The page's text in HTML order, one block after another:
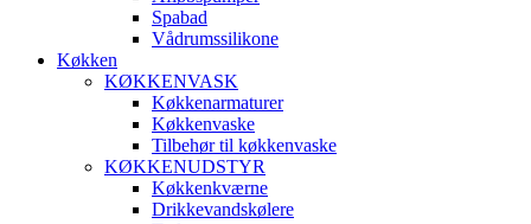
Spabad
Vådrumssilikone
Køkken
KØKKENVASK
Køkkenarmaturer
Køkkenvaske
Tilbehør til køkkenvaske
KØKKENUDSTYR
Køkkenkværne
Drikkevandskølere